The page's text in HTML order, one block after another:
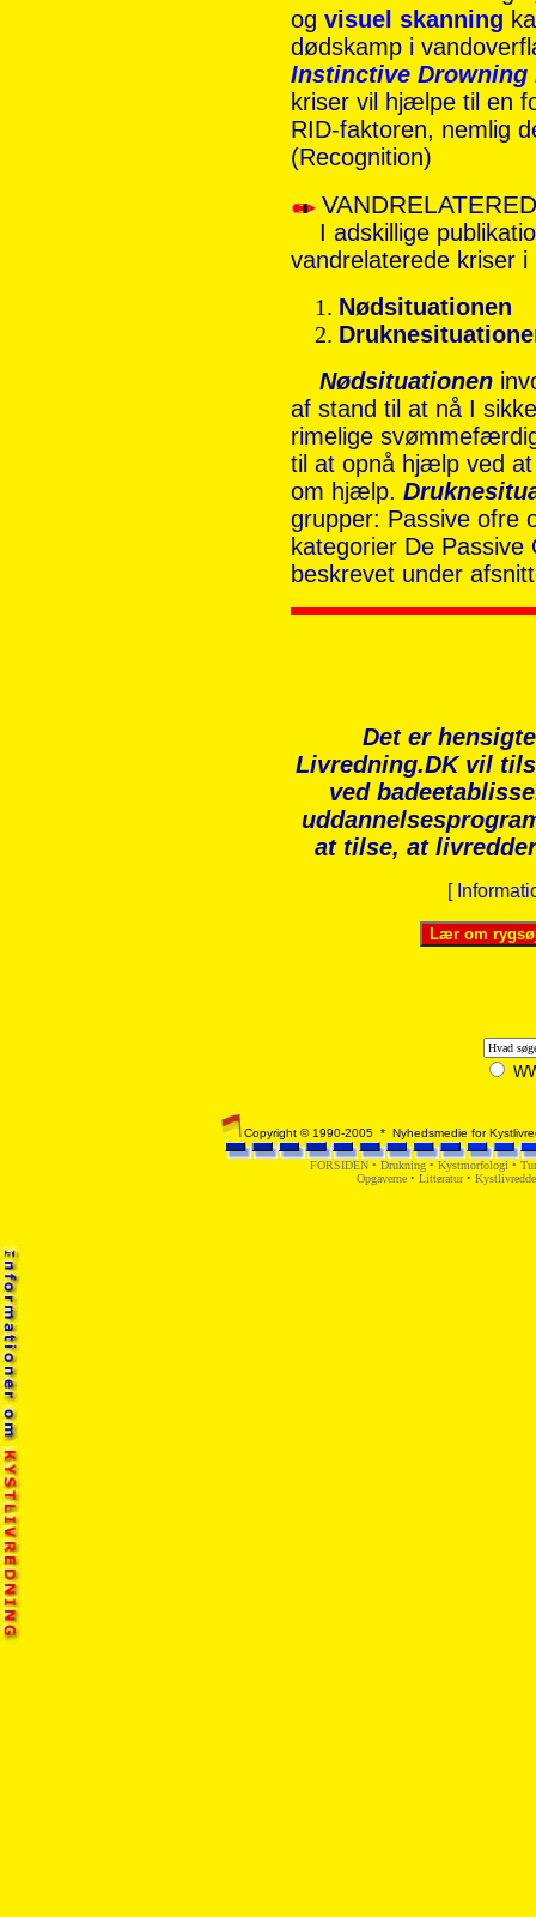
og visuel skanning
dødskamp i
Instinctive Drowning
kriser vil hjælpe til en
RID-faktoren, nemlig
(Recognition)
I adskillige
vandrelaterede kriser
Nødsituationen
Nødsituationen
af stand til at nå I
rimelige
til at opnå hjælp ved
om hjælp.
grupper: Passive ofre
kategorier De
beskrevet under
Det er
Livredning.DK vil
ved
at tilse, at
[
Copyright © 1990-2005 * Nyhedsmedie for
FORSIDEN • Drukning • Kystmorfologi •
Opgaverne • Litteratur•
landinspektør-bygningsafsætning-landmåler-byggeri-opdeling-